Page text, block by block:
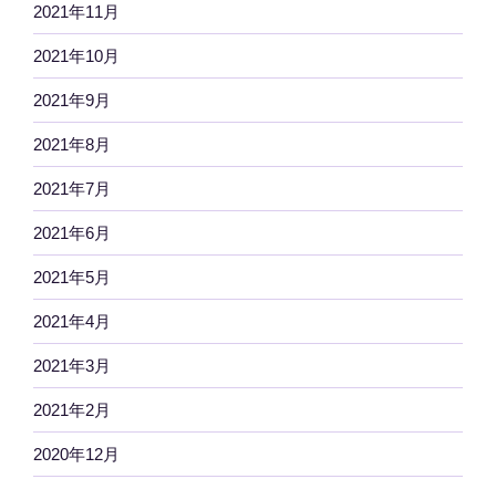
2021年11月
2021年10月
2021年9月
2021年8月
2021年7月
2021年6月
2021年5月
2021年4月
2021年3月
2021年2月
2020年12月